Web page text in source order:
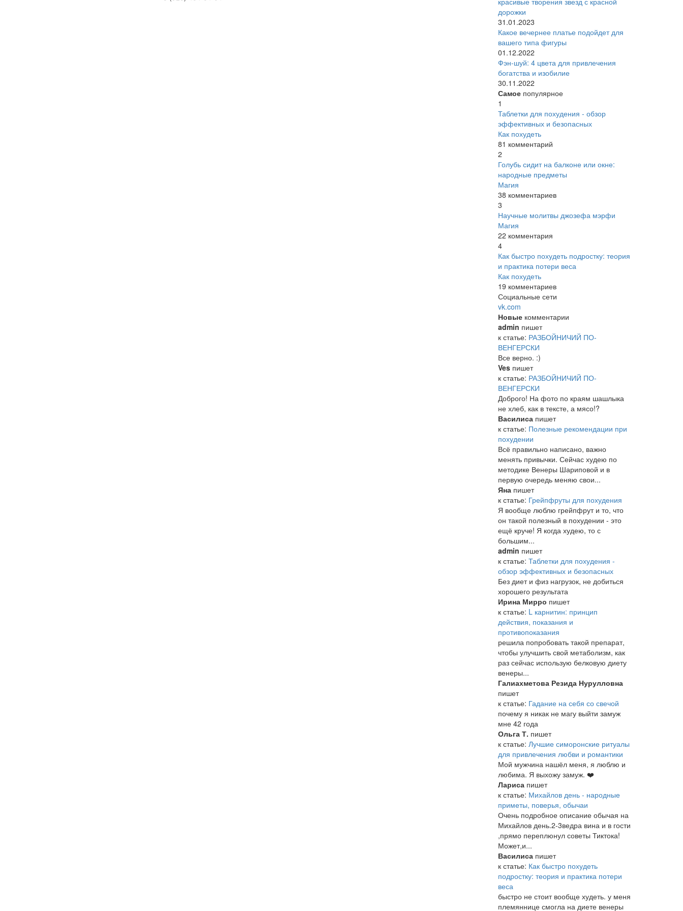
дорожки
31.01.2023
Какое вечернее платье подойдет для
вашего типа фигуры
01.12.2022
Фэн-шуй: 4 цвета для привлечения
богатства и изобилие
30.11.2022
Самоепопулярное
1
Таблетки для похудения - обзор
эффективных и безопасных
Как похудеть
81 комментарий
2
Голубь сидит на балконе или окне:
народные предметы
Магия
38 комментариев
3
Научные молитвы джозефа мэрфи
Магия
22 комментария
4
Как быстро похудеть подростку: теория
и практика потери веса
Как похудеть
19 комментариев
Социальные сети
vk.com
Новыекомментарии
admin пишет
к статье: РАЗБОЙНИЧИЙ ПО-
ВЕНГЕРСКИ
Все верно. :)
Vesпишет
к статье: РАЗБОЙНИЧИЙ ПО-
ВЕНГЕРСКИ
Доброго! На фото по краям шашлыка
не хлеб, как в тексте, а мясо!?
Василисапишет
к статье: Полезные рекомендации при
похудении
Всё правильно написано, важно
менять привычки. Сейчас худею по
методике Венеры Шариповой и в
первую очередь меняю свои...
Янапишет
к статье: Грейпфруты для похудения
Я вообще люблю грейпфрут и то, что
он такой полезный в похудении - это
ещё круче! Я когда худею, то с
большим...
admin пишет
к статье: Таблетки для похудения -
обзор эффективных и безопасных
Без диет и физ нагрузок, не добиться
хорошего результата
Ирина Мирро пишет
к статье: L карнитин: принцип
действия, показания и
противопоказания
решила попробовать такой препарат,
чтобы улучшить свой метаболизм, как
раз сейчас использую белковую диету
венеры...
Галиахметова Резида Нурулловна
пишет
к статье: Гадание на себя со свечой
почему я никак не магу выйти замуж
мне 42 года
Ольга Т. пишет
к статье: Лучшие симоронские ритуалы
для привлечения любви и романтики
Мой мужчина нашёл меня, я люблю и
любима. Я выхожу замуж. ❤️
Ларисапишет
к статье: Михайлов день - народные
приметы, поверья, обычаи
Очень подробное описание обычая на
Михайлов день.2-3ведра вина и в гости
,прямо переплюнул советы Тиктока!
Может,и...
Василисапишет
к статье: Как быстро похудеть
подростку: теория и практика потери
веса
быстро не стоит вообще худеть. у меня
племяннице смогла на диете венеры